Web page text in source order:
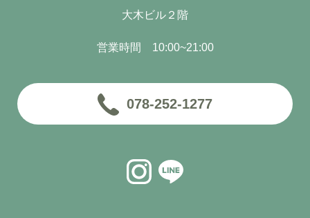
大木ビル２階
営業時間 10:00~21:00
078-252-1277